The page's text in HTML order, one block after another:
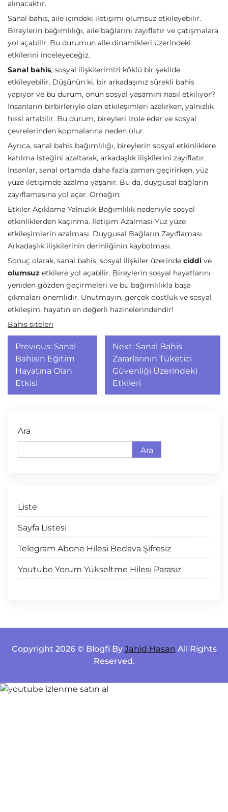
alınacaktır.
Sanal bahis, aile içindeki iletişimi olumsuz etkileyebilir.
Bireylerin bağımlılığı, aile bağlarını zayıflatır ve çatışmalara
yol açabilir. Bu durumun aile dinamikleri üzerindeki
etkilerini inceleyeceğiz.
Sanal bahis, sosyal ilişkilerimizi köklü bir şekilde
etkileyebilir. Düşünün ki, bir arkadaşınız sürekli bahis
yapıyor ve bu durum, onun sosyal yaşamını nasıl etkiliyor?
İnsanların birbirleriyle olan etkileşimleri azalırken, yalnızlık
hissi artabilir. Bu durum, bireyleri izole eder ve sosyal
çevrelerinden kopmalarına neden olur.
Ayrıca, sanal bahis bağımlılığı, bireylerin sosyal etkinliklere
katılma isteğini azaltarak, arkadaşlık ilişkilerini zayıflatır.
İnsanlar, sanal ortamda daha fazla zaman geçirirken, yüz
yüze iletişimde azalma yaşanır. Bu da, duygusal bağların
zayıflamasına yol açar. Örneğin:
Etkiler Açıklama Yalnızlık Bağımlılık nedeniyle sosyal
etkinliklerden kaçınma. İletişim Azalması Yüz yüze
etkileşimlerin azalması. Duygusal Bağların Zayıflaması
Arkadaşlık ilişkilerinin derinliğinin kaybolması.
Sonuç olarak, sanal bahis, sosyal ilişkiler üzerinde ciddi ve
olumsuz etkilere yol açabilir. Bireylerin sosyal hayatlarını
yeniden gözden geçirmeleri ve bu bağımlılıkla başa
çıkmaları önemlidir. Unutmayın, gerçek dostluk ve sosyal
etkileşim, hayatın en değerli hazinelerindendir!
Bahis siteleri
Yazı
gezinmesi
Previous: Sanal
Bahisin Eğitim
Hayatına Olan
Etkisi
Next: Sanal Bahis
Zararlarının Tüketici
Güvenliği Üzerindeki
Etkileri
Ara
Ara
Liste
Sayfa Listesi
Telegram Abone Hilesi Bedava Şifresiz
Youtube Yorum Yükseltme Hilesi Parasız
Copyright 2026 © Blogfi By Jahid Hasan All Rights
Reserved.